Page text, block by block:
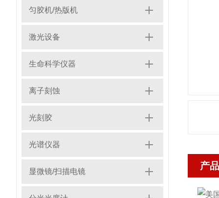
匀胶机/热版机
激光设备
生命科学仪器
离子刻蚀
光刻胶
光谱仪器
显微镜/扫描电镜
产